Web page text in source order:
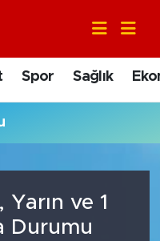
Spor Sağlık
ve 1
Durumu